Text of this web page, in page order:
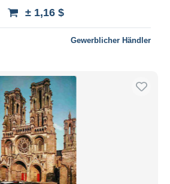
± 1,16 $
Gewerblicher Händler